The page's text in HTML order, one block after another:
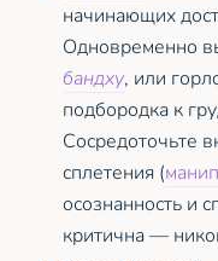
начинающих
Одновременно
бандху, или
подбородка к
Сосредоточьте
сплетения (
осознанность и
критична —